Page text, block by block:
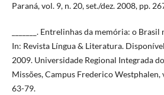
Paraná, vol. 9, n. 20, set./dez. 2008, pp.
_______. Entrelinhas da memória: o
In: Revista Língua & Literatura.
2009. Universidade Regional Integrada
Missões, Campus Frederico Westphalen,
63-79.